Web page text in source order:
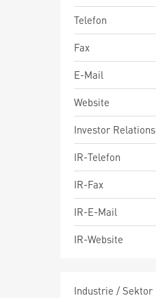
Telefon
Fax
E-Mail
Website
Investor Relations
IR-Telefon
IR-Fax
IR-E-Mail
IR-Website
Industrie / Sektor